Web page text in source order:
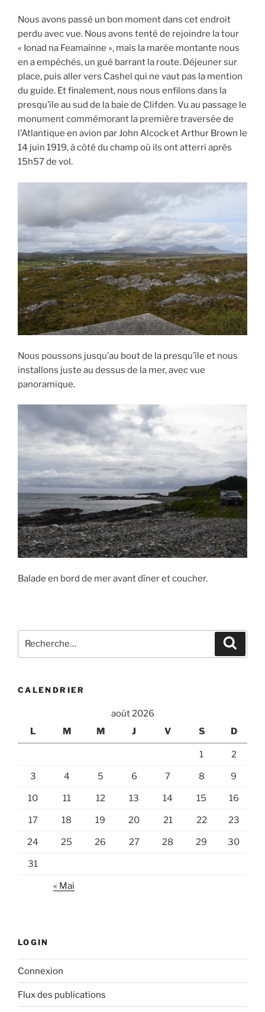
Nous avons passé un bon moment dans cet endroit
perdu avec vue. Nous avons tenté de rejoindre la tour
« Ionad na Feamainne », mais la marée montante nous
en a empêchés, un gué barrant la route. Déjeuner sur
place, puis aller vers Cashel qui ne vaut pas la mention
du guide. Et finalement, nous nous enfilons dans la
presqu’île au sud de la baie de Clifden. Vu au passage le
monument commémorant la première traversée de
l’Atlantique en avion par John Alcock et Arthur Brown le
14 juin 1919, à côté du champ où ils ont atterri après
15h57 de vol.
Nous poussons jusqu’au bout de la presqu’île et nous
installons juste au dessus de la mer, avec vue
panoramique.
Balade en bord de mer avant dîner et coucher.
pour
CALENDRIER
août 2026
L
M M J V S D
1 2
3 4 5 6 7 8 9
10 11 12 13 14 15 16
17 18 19 20 21 22 23
24 25 26 27 28 29 30
31
« Mai
LOGIN
Connexion
Flux des publications